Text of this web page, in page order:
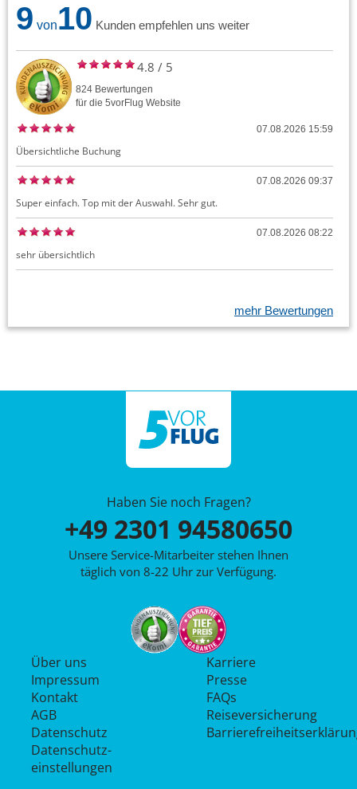
9 von10 Kunden empfehlen uns weiter
4.8 / 5
824 Bewertungen
für die 5vorFlug Website
07.08.2026 15:59
Übersichtliche Buchung
07.08.2026 09:37
Super einfach. Top mit der Auswahl. Sehr gut.
07.08.2026 08:22
sehr übersichtlich
mehr Bewertungen
Haben Sie noch Fragen?
+49 2301 94580650
Unsere Service-Mitarbeiter stehen Ihnen
täglich von 8-22 Uhr zur Verfügung.
Über uns
Impressum
Kontakt
AGB
Datenschutz
Datenschutz­
einstellungen
Karriere
Presse
FAQs
Reiseversicherung